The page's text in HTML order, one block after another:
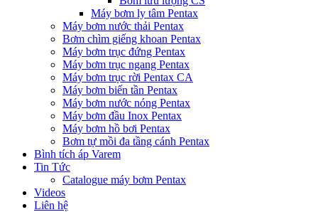
Máy bơm ly tâm Pentax
Máy bơm nước thải Pentax
Bơm chìm giếng khoan Pentax
Máy bơm trục đứng Pentax
Máy bơm trục ngang Pentax
Máy bơm trục rời Pentax CA
Máy bơm biến tần Pentax
Máy bơm nước nóng Pentax
Máy bơm đầu Inox Pentax
Máy bơm hồ bơi Pentax
Bơm tự mồi đa tầng cánh Pentax
Bình tích áp Varem
Tin Tức
Catalogue máy bơm Pentax
Videos
Liên hệ